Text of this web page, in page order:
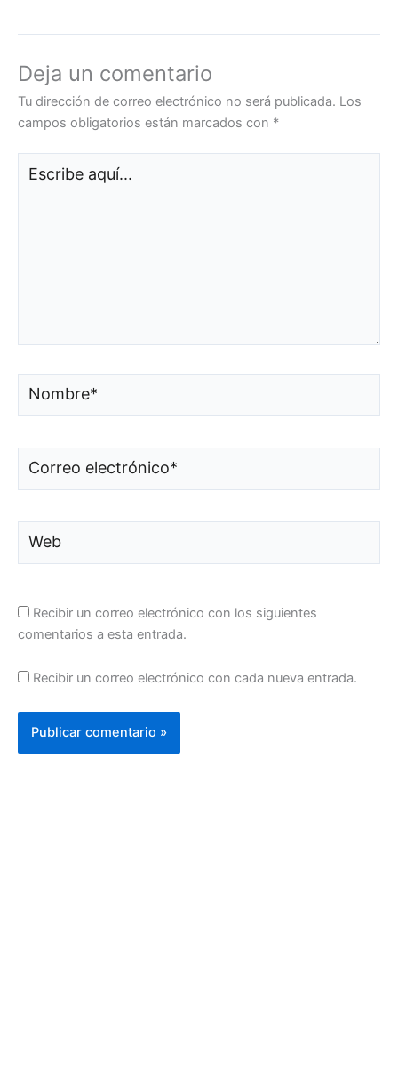
Deja un comentario
Tu dirección de correo electrónico no será publicada. Los
campos obligatorios están marcados con *
aquí...
Correo
electrónico*
Recibir un correo electrónico con los siguientes
comentarios a esta entrada.
Recibir un correo electrónico con cada nueva entrada.